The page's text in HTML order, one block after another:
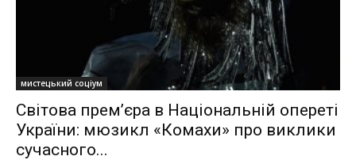
мистецький соціум
Світова прем’єра в Національній опереті
України: мюзикл «Комахи» про виклики
сучасного...